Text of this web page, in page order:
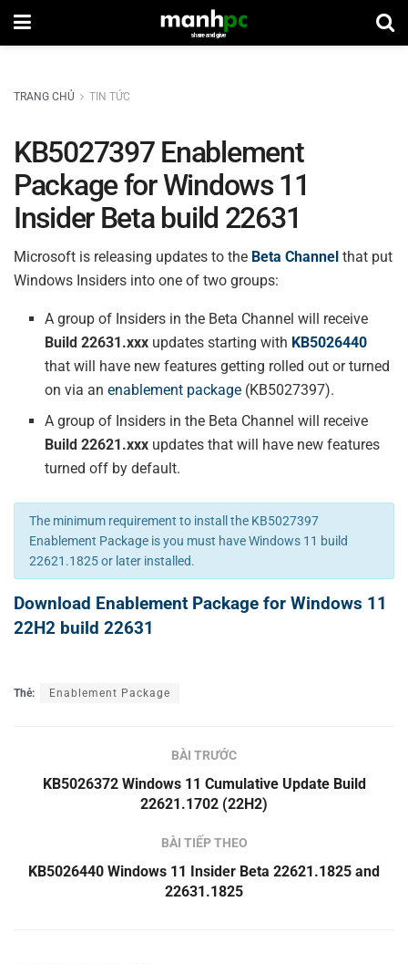
TRANG CHỦ TIN TỨC
KB5027397 Enablement
Package for Windows 11
Insider Beta build 22631
Microsoft is releasing updates to the Beta Channel that put
Windows Insiders into one of two groups:
A group of Insiders in the Beta Channel will receive
Build 22631.xxx updates starting with KB5026440
that will have new features getting rolled out or turned
on via anenablement package (KB5027397).
A group of Insiders in the Beta Channel will receive
Build 22621.xxx updates that will have new features
turned off by default.
The minimum requirement to install the KB5027397
Enablement Package is you must have Windows 11 build
22621.1825 or later installed.
Download Enablement Package for Windows 11
22H2 build 22631
Thẻ: Enablement Package
BÀI TRƯỚC
KB5026372 Windows 11 Cumulative Update Build
22621.1702 (22H2)
BÀI TIẾP THEO
KB5026440 Windows 11 Insider Beta 22621.1825 and
22631.1825